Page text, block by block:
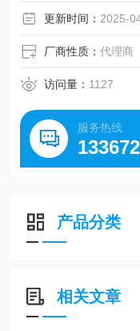
更新时间： 2025-
厂商性质：代理商
访问量： 1127
服务热线
产品分类
相关文章